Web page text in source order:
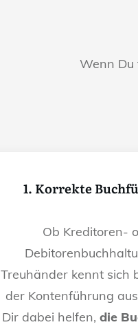
Wenn Du
1. Korrekte
Ob Kreditoren-
Treuhänder kennt sich
der Kontenführung
Dir dabei helfen, die